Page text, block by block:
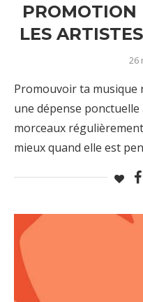
PROMOTION
LES
26
Promouvoir ta musique
une dépense ponctuelle
morceaux
mieux quand elle est